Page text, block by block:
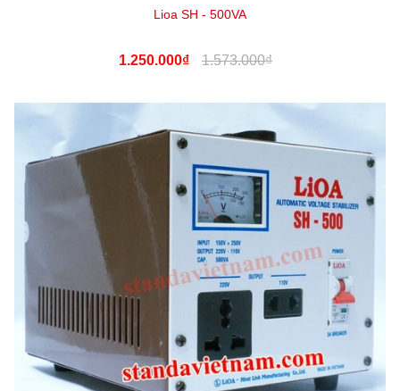
Lioa SH - 500VA
1.250.000₫ 1.573.000₫